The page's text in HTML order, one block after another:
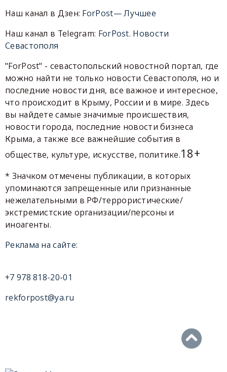
Наш канал в Дзен: ForPost— Лучшее
Наш канал в Telegram: ForPost. Новости
Севастополя
"ForPost" - севастопольский новостной портал, где
можно найти не только новости Севастополя, но и
последние новости дня, все важное и интересное,
что происходит в Крыму, России и в мире. Здесь
вы найдете самые значимые происшествия,
новости города, последние новости бизнеса
Крыма, а также все важнейшие события в
обществе, культуре, искусстве, политике.18+
* Значком отмечены публикации, в которых
упоминаются запрещенные или признанные
нежелательными в РФ/террористические/
экстремистские организации/персоны и
иноагенты.
Реклама на сайте:
+7 978 818-20-01
rekforpost@ya.ru